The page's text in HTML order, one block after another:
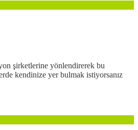
şirketlerine yönlendirerek bu
kendinize yer bulmak istiyorsanız